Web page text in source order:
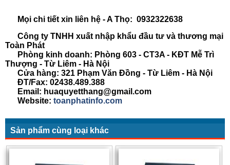
Mọi chi tiết xin liên hệ - A Thọ: 0932322638
Công ty TNHH xuất nhập khẩu đầu tư và thương mại
Toàn Phát
Phòng kinh doanh: Phòng 603 - CT3A - KĐT Mễ Trì
Thượng - Từ Liêm - Hà Nội
Cửa hàng: 321 Phạm Văn Đồng - Từ Liêm - Hà Nội
ĐT/Fax: 02438.489.388
Email: huaquyetthang@gmail.com
Website: toanphatinfo.com
Sản phẩm cùng loại khác